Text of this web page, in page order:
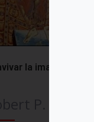
la imaginación